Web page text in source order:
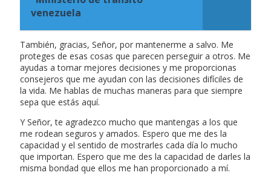
venezuela
También, gracias, Señor, por mantenerme a salvo. Me
proteges de esas cosas que parecen perseguir a otros. Me
ayudas a tomar mejores decisiones y me proporcionas
consejeros que me ayudan con las decisiones difíciles de
la vida. Me hablas de muchas maneras para que siempre
sepa que estás aquí.
Y Señor, te agradezco mucho que mantengas a los que
me rodean seguros y amados. Espero que me des la
capacidad y el sentido de mostrarles cada día lo mucho
que importan. Espero que me des la capacidad de darles la
misma bondad que ellos me han proporcionado a mí.